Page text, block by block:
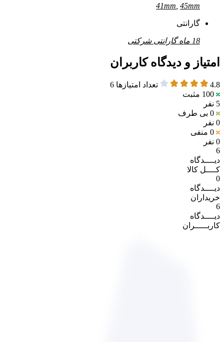
41mm 45mm
گارانتی
18 ماه گارانتی شرکتی
امتیاز و دیدگاه کاربران
4.8 تعداد امتیازها 6
100 مثبت
5 نفر
0 بی طرف
0 نفر
0 منفی
0 نفر
6
دیــــدگاه
کــــل کالا
0
دیــــدگاه
خریداران
6
دیــــدگاه
کاربـــــران